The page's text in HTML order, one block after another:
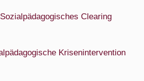
Clearing
Krisenintervention